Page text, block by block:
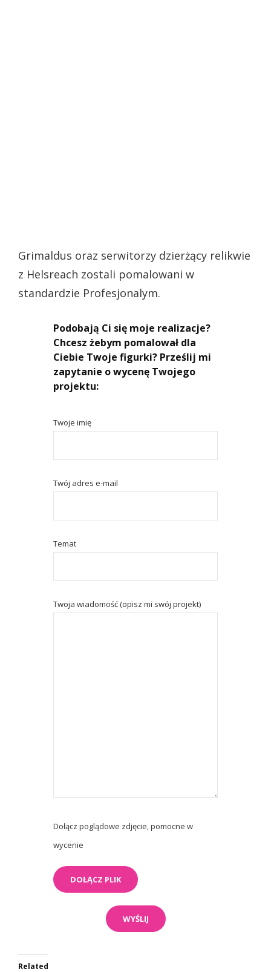
Grimaldus oraz serwitorzy dzierżący relikwie
z Helsreach zostali pomalowani w
standardzie Profesjonalym.
Podobają Ci się moje realizacje?
Chcesz żebym pomalował dla
Ciebie Twoje figurki? Prześlij mi
zapytanie o wycenę Twojego
projektu:
Twoje imię
Twój adres e-mail
Temat
Twoja wiadomość (opisz mi swój projekt)
Dołącz poglądowe zdjęcie, pomocne w
wycenie
Related